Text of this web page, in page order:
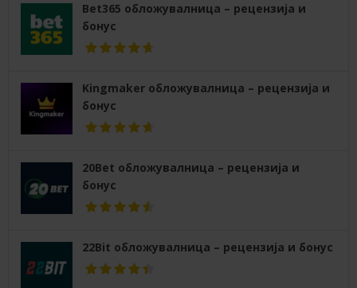
Bet365 обложувалница – рецензија и
бонус
Kingmaker обложувалница – рецензија и
бонус
20Bet обложувалница – рецензија и
бонус
22Bit обложувалница – рецензија и бонус